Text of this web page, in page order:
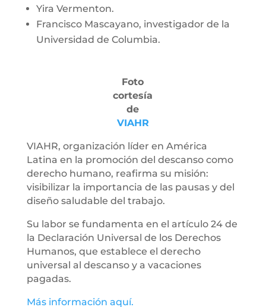
Yira Vermenton.
Francisco Mascayano, investigador de la
Universidad de Columbia.
Foto
cortesía
de
VIAHR
VIAHR, organización líder en América
Latina en la promoción del descanso como
derecho humano, reafirma su misión:
visibilizar la importancia de las pausas y del
diseño saludable del trabajo.
Su labor se fundamenta en el artículo 24 de
la Declaración Universal de los Derechos
Humanos, que establece el derecho
universal al descanso y a vacaciones
pagadas.
Más información aquí.